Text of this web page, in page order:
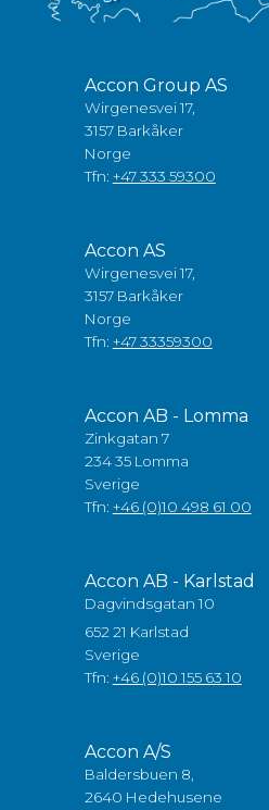
Accon Group AS
Wirgenesvei 17,
3157 Barkåker
Norge
Tfn: +47 333 59300
Accon AS
Wirgenesvei 17,
3157 Barkåker
Norge
Tfn: +47 33359300
Accon AB - Lomma
Zinkgatan 7
234 35 Lomma
Sverige
Tfn: +46 (0)10 498 61 00
Accon AB - Karlstad
Dagvindsgatan 10
652 21 Karlstad
Sverige
Tfn: +46 (0)10 155 63 10
Accon A/S
Baldersbuen 8,
2640 Hedehusene